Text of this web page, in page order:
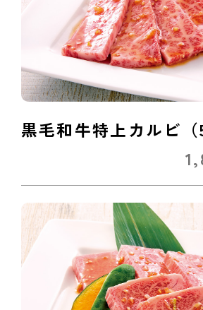
黒毛和牛特上カルビ（